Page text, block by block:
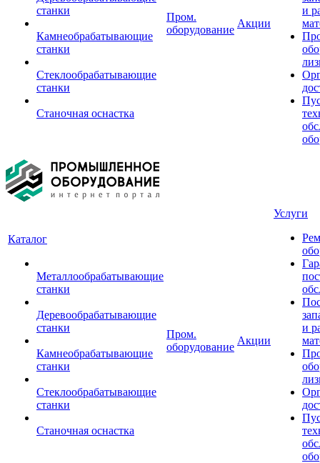
станки
Камнеобрабатывающие
станки
Стеклообрабатывающие
станки
Станочная оснастка
Пром.
оборудование
Акции
и
Каталог
Металлообрабатывающие
станки
Деревообрабатывающие
станки
Камнеобрабатывающие
станки
Стеклообрабатывающие
станки
Станочная оснастка
Пром.
оборудование
Акции
Услуги
и